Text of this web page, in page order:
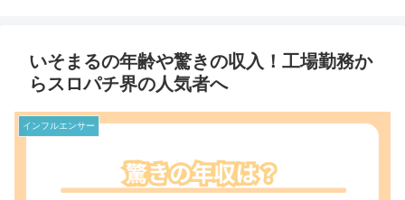
いそまるの年齢や驚きの収入！工場勤務か
らスロパチ界の人気者へ
インフルエンサー